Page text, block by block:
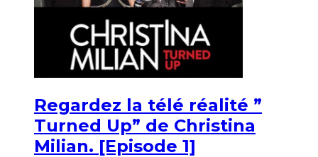
Regardez la télé réalité ”
Turned Up” de Christina
Milian. [Episode 1]